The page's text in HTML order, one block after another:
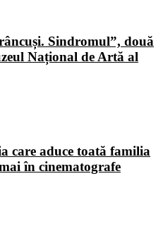
Sindromul”, două
Național de Artă al
care aduce toată familia
în cinematografe